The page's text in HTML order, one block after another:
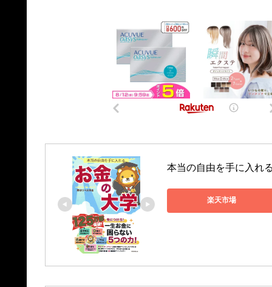
本当の自由を手に入れ
楽天市場